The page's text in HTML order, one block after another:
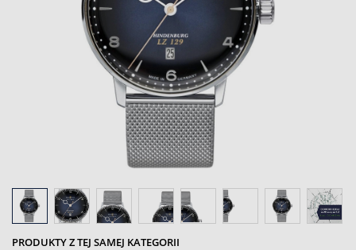
PRODUKTY Z TEJ SAMEJ KATEGORII